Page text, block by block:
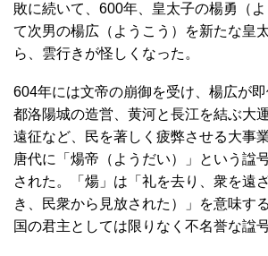
敗に続いて、600年、皇太子の楊勇（
て次男の楊広（ようこう）を新たな皇
ら、雲行きが怪しくなった。
604年には文帝の崩御を受け、楊広が
都洛陽城の造営、黄河と長江を結ぶ大
遠征など、民を著しく疲弊させる大事
唐代に「煬帝（ようだい）」という諡
された。「煬」は「礼を去り、衆を遠
き、民衆から見放された）」を意味す
国の君主としては限りなく不名誉な諡